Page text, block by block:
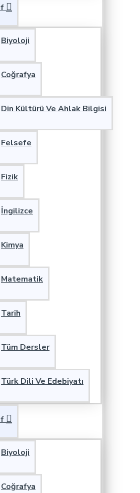
Biyoloji
Coğrafya
Din Kültürü Ve Ahlak Bilgisi
Felsefe
Fizik
İngilizce
Kimya
Matematik
Tarih
Tüm Dersler
Türk Dili Ve Edebiyatı
Biyoloji
Coğrafya